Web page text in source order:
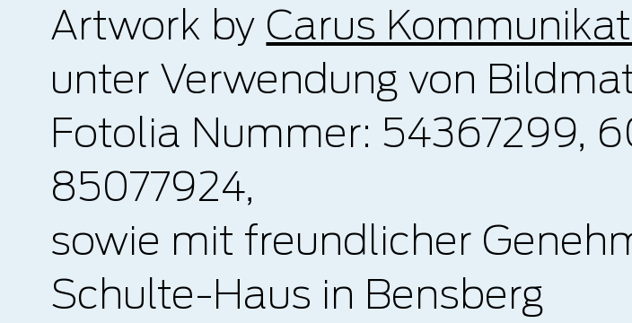
Artwork by Carus
unter Verwendung von
Fotolia Nummer: 54367299,
85077924,
sowie mit freundlicher
Schulte-Haus in Bensberg